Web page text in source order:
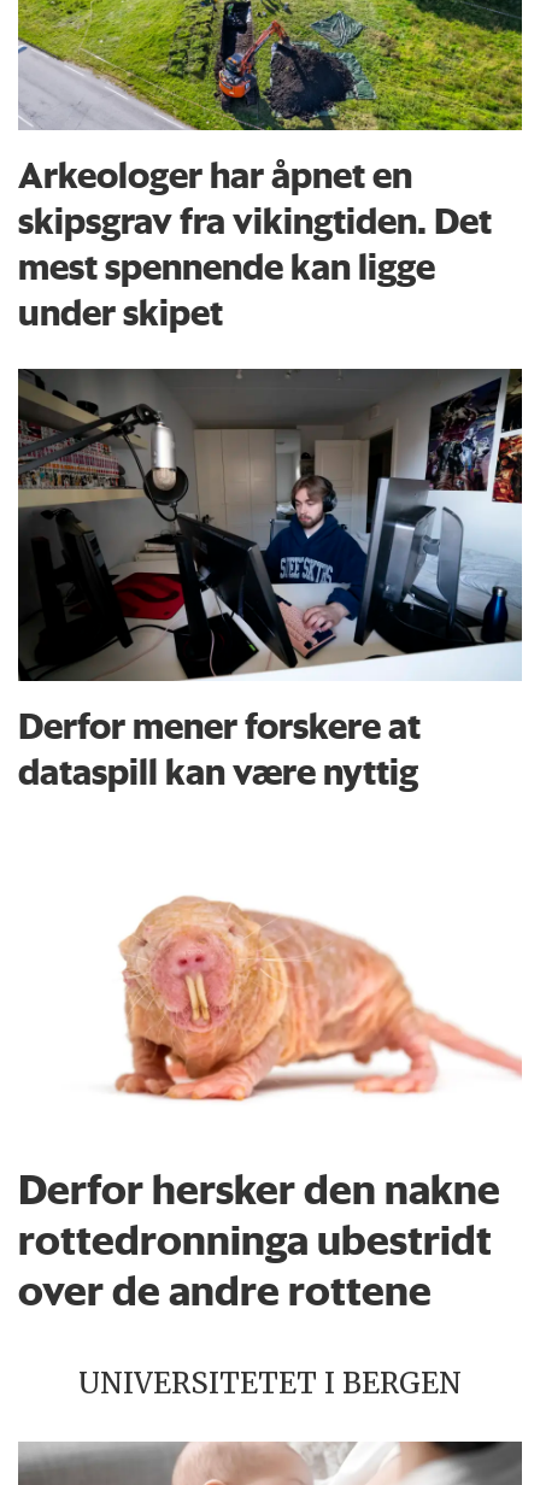
Arkeologer har åpnet en
skipsgrav fra vikingtiden. Det
mest spennende kan ligge
under skipet
Derfor mener forskere at
dataspill kan være nyttig
Derfor hersker den nakne
rottedronninga ubestridt
over de andre rottene
UNIVERSITETET I BERGEN